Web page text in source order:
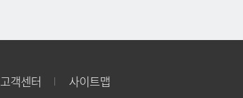
고객센터 사이트맵